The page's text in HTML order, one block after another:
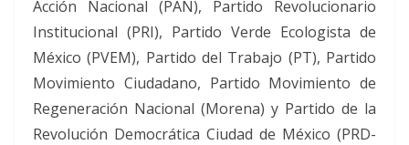
Acción Nacional (PAN), Partido Revolucionario
Institucional (PRI), Partido Verde Ecologista de
México (PVEM), Partido del Trabajo (PT), Partido
Movimiento Ciudadano, Partido Movimiento de
Regeneración Nacional (Morena) y Partido de la
Revolución Democrática Ciudad de México (PRD-